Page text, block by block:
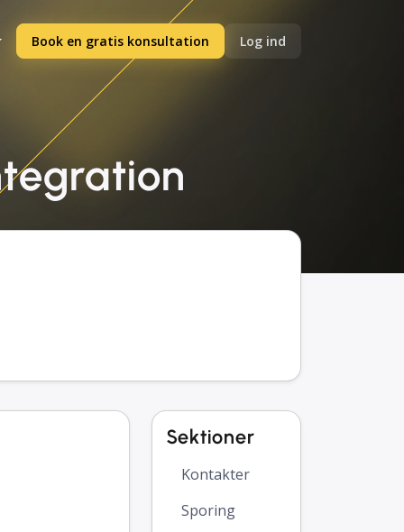
Book en gratis konsultation Log ind
Sektioner
Kontakter
Sporing